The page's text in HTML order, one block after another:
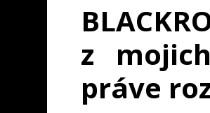
z
práve